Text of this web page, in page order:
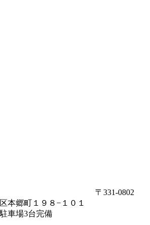
〒331-0802
本郷町１９８−１０１
車場3台完備